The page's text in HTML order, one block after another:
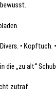
•
die „zu alt“
zutraf.